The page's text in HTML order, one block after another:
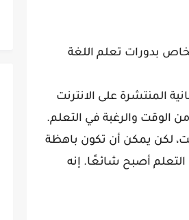
بدورات تعلم اللغة
المنتشرة على الانترنت
الوقت والرغبة في التعلم.
لكن يمكن أن تكون باهظة
أصبح شائعًا. إنه